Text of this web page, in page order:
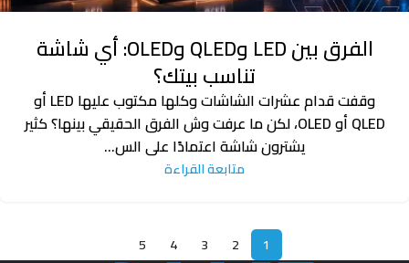
الفرق بين LED وQLED وOLED: أي شاشة
تناسب بيتك؟
وقفت قدام عشرات الشاشات وكلها مكتوب عليها LED أو
QLED أو OLED، لكن ما عرفت وش الفرق الحقيقي بينها؟ كثير
يشترون شاشة اعتمادًا على الس...
متابعة القراءة
1
2
3
4
5